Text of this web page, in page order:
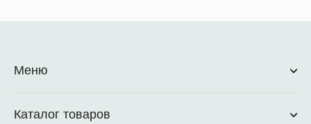
Меню
Каталог товаров